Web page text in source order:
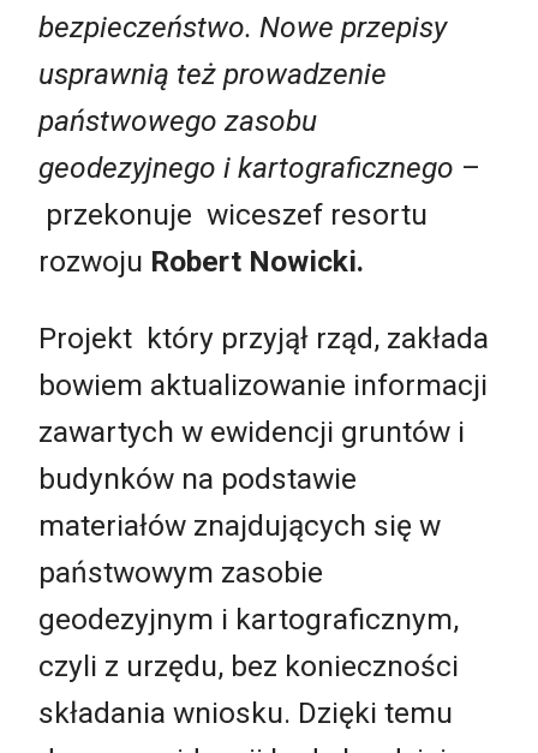
bezpieczeństwo. Nowe przepisy
usprawnią też prowadzenie
państwowego zasobu
geodezyjnego i kartograficznego –
przekonuje wiceszef resortu
rozwoju Robert Nowicki.
Projekt który przyjął rząd, zakłada
bowiem aktualizowanie informacji
zawartych w ewidencji gruntów i
budynków na podstawie
materiałów znajdujących się w
państwowym zasobie
geodezyjnym i kartograficznym,
czyli z urzędu, bez konieczności
składania wniosku. Dzięki temu